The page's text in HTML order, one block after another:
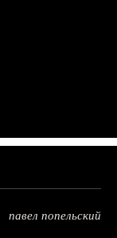
павел попельский